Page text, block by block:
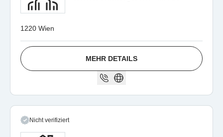
1220 Wien
MEHR DETAILS
Nicht verifiziert